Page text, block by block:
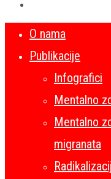
O nama
Publikacije
Infografici
Mentalno
Mentalno
migranata